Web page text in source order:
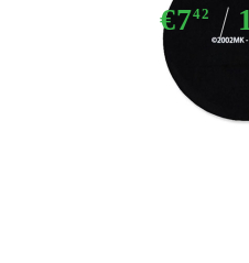
€742
Няма в наличност - Не